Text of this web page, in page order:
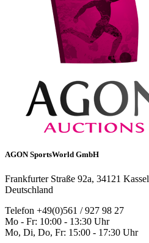
AGON SportsWorld GmbH
Frankfurter Straße 92a, 34121 Kassel
Deutschland
Telefon +49(0)561 / 927 98 27
Mo - Fr: 10:00 - 13:30 Uhr
Mo, Di, Do, Fr: 15:00 - 17:30 Uhr